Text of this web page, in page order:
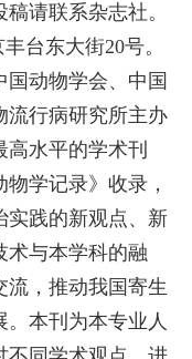
请联系杂志社。
台东大街20号。
国动物学会、中国
流行病研究所主办
水平的学术刊
学记录》收录，
实践的新观点、新
术与本学科的融
流，推动我国寄生
本刊为本专业人